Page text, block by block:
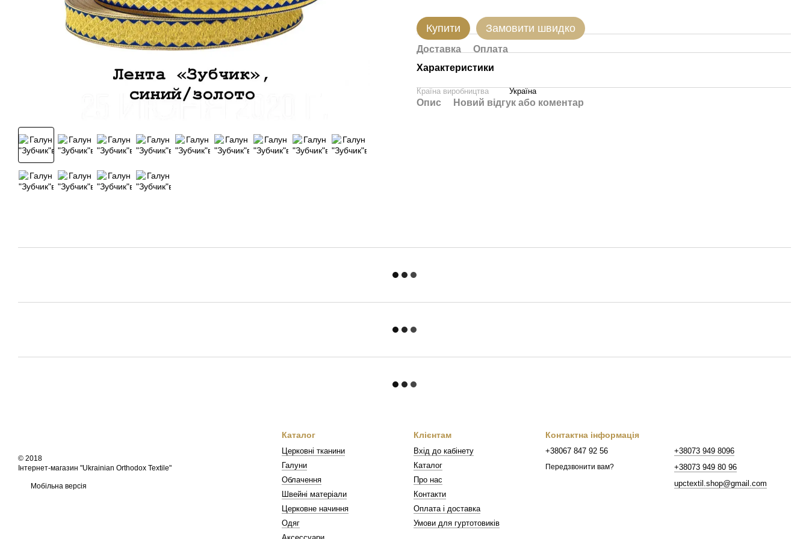
Купити Замовити швидко
Доставка
Оплата
Характеристики
Країна виробництва Україна
Опис Новий відгук або коментар
© 2018
Інтернет-магазин "Ukrainian Orthodox Textile"
Мобільна версія
Каталог
Церковні тканини
Галуни
Облачення
Швейні матеріали
Церковне начиння
Одяг
Клієнтам
Вхід до кабінету
Каталог
Про нас
Контакти
Оплата і доставка
Умови для гуртотовиків
Контактна інформація
+38067 847 92 56
Передзвонити вам?
+38073 949 8096
+38073 949 80 96
upctextil.shop@gmail.com